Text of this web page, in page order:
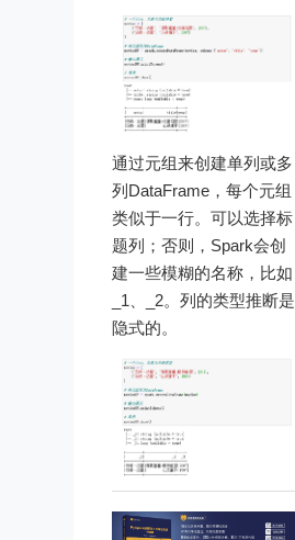
通过元组来创建单列或多
列DataFrame，每个元组
类似于一行。可以选择标
题列；否则，Spark会创
建一些模糊的名称，比如
_1、_2。列的类型推断是
隐式的。